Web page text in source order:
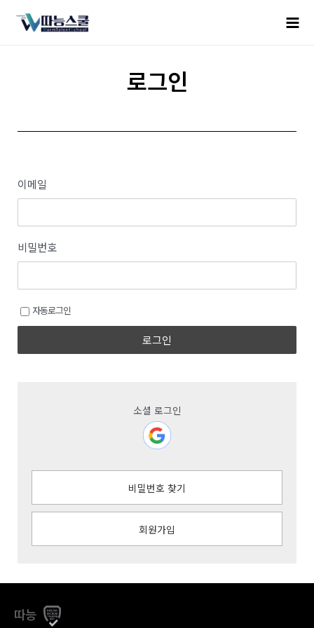
로그인
이메일
비밀번호
자동로그인
로그인
소셜 로그인
비밀번호 찾기
회원가입
따능